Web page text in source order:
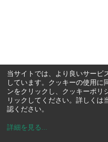
当サイトでは、より良いサービ
しています。クッキーの使用に
ンをクリックし、クッキーポリ
リックしてください。詳しくは
認ください。
詳細を見る ...